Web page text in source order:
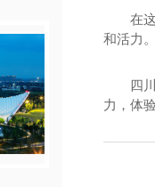
在
和活力
四
力，体